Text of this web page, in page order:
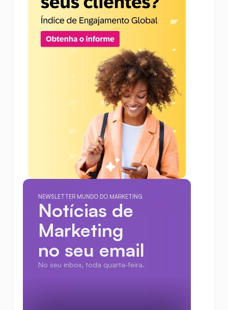
NEWSLETTER MUNDO DO MARKETING
Notícias de
Marketing
no seu email
No seu inbox, toda quarta-feira.